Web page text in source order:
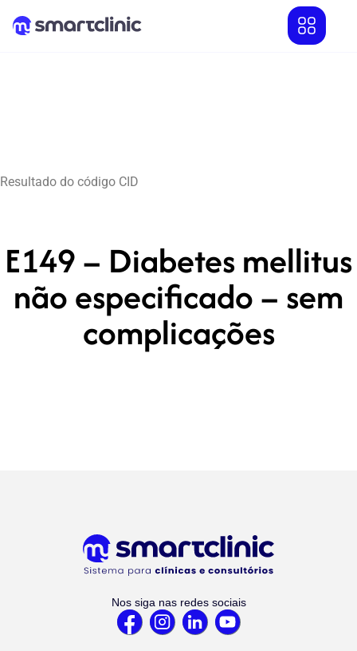
Resultado do código CID
E149 – Diabetes mellitus
não especificado – sem
complicações
Nos siga nas redes sociais